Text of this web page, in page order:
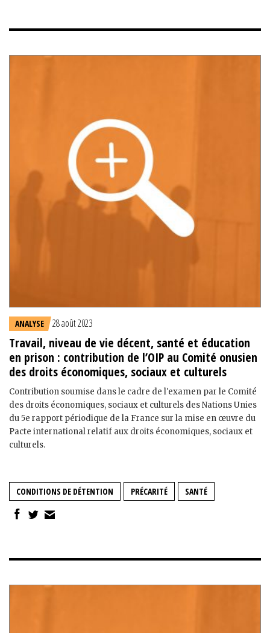
ANALYSE 28 août 2023
Travail, niveau de vie décent, santé et éducation
en prison : contribution de l’OIP au Comité onusien
des droits économiques, sociaux et culturels
Contribution soumise dans le cadre de l'examen par le Comité
des droits économiques, sociaux et culturels des Nations Unies
du 5e rapport périodique de la France sur la mise en œuvre du
Pacte international relatif aux droits économiques, sociaux et
culturels.
CONDITIONS DE DÉTENTION PRÉCARITÉ SANTÉ